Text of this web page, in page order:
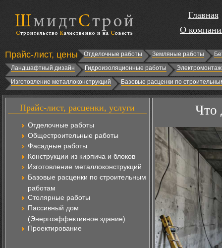
Главная
О
Прайс-лист, цены Отделочные работы Земляные работы
Ландшафтный дизайн
Гидроизоляционные работы
Изготовление металлоконструкций
Базовые расценки по
Прайс-лист, расценки, услуги
Отделочные работы
Общестроительные работы
Фасадные работы
Конструкции из кирпича и блоков
Изготовление металлоконструкций
Базовые расценки по строительным
работам
Столярные работы
Пассивный дом
(Энергоэффективное здание)
Проектирование
Что